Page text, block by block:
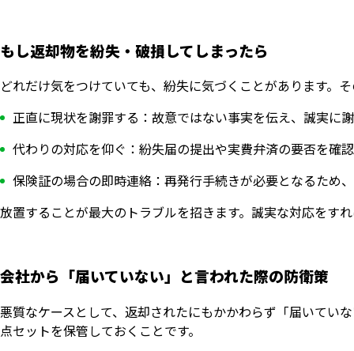
もし返却物を紛失・破損してしまったら
どれだけ気をつけていても、紛失に気づくことがあります。
正直に現状を謝罪する：故意ではない事実を伝え、誠実に
代わりの対応を仰ぐ：紛失届の提出や実費弁済の要否を確
保険証の場合の即時連絡：再発行手続きが必要となるため
放置することが最大のトラブルを招きます。誠実な対応をす
会社から「届いていない」と言われた際の防衛策
悪質なケースとして、返却されたにもかかわらず「届いてい
点セットを保管しておくことです。